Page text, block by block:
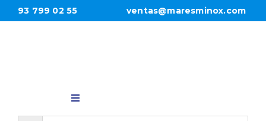
contenido
93 799 02 55 ventas@maresminox.com
Toggle
Navigation